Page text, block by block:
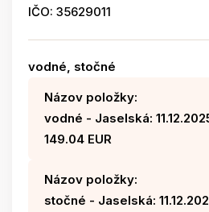
IČO: 35629011
vodné, stočné
Názov položky:
vodné - Jaselská:
149.04 EUR
Názov položky:
stočné - Jaselská: